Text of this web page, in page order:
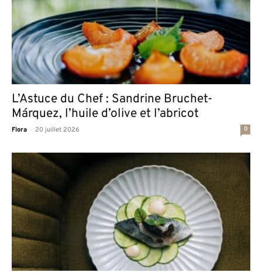
L’Astuce du Chef : Sandrine Bruchet-
Márquez, l’huile d’olive et l’abricot
Flora - 20 juillet 2026 0